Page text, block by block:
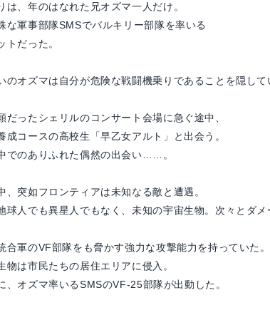
は、年のはなれた兄オズマ一人だけ。
な軍事部隊SMSでバルキリー部隊を率いる
トだった。
のオズマは自分が危険な戦闘機乗りであることを隠して
だったシェリルのコンサート会場に急ぐ途中、
成コースの高校生「早乙女アルト」と出会う。
でのありふれた偶然の出会い……。
、突如フロンティアは未知なる敵と遭遇。
球人でも異星人でもなく、未知の宇宙生物。次々とダ
合軍のVF部隊をも脅かす強力な攻撃能力を持っていた。
物は市民たちの居住エリアに侵入。
、オズマ率いるSMSのVF-25部隊が出動した。